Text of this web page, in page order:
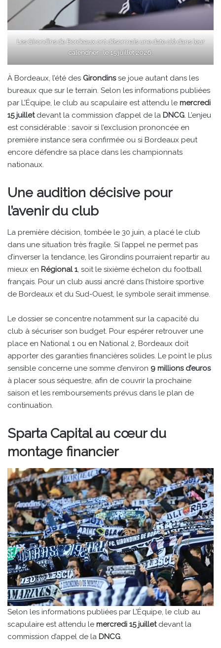
Les Girondins de Bordeaux ont désormais une date clé dans leur
calendrier : le 15 juillet 2026.
À Bordeaux, l’été des Girondinsse joue autant dans les
bureaux que sur le terrain. Selon les informations publiées
par L’Équipe, le club au scapulaire est attendu le mercredi
15 juilletdevant la commission d’appel de la DNCG. L’enjeu
est considérable : savoir si l’exclusion prononcée en
première instance sera confirmée ou si Bordeaux peut
encore défendre sa place dans les championnats
nationaux.
Une audition décisive pour
l’avenir du club
La première décision, tombée le 30 juin, a placé le club
dans une situation très fragile. Si l’appel ne permet pas
d’inverser la tendance, les Girondins pourraient repartir au
mieux en Régional 1, soit le sixième échelon du football
français. Pour un club aussi ancré dans l’histoire sportive
de Bordeaux et du Sud-Ouest, le symbole serait immense.
Le dossier se concentre notamment sur la capacité du
club à sécuriser son budget. Pour espérer retrouver une
place en National 1 ou en National 2, Bordeaux doit
apporter des garanties financières solides. Le point le plus
sensible concerne une somme d’environ 9 millions d’euros
à placer sous séquestre, afin de couvrir la prochaine
saison et les remboursements prévus dans le plan de
continuation.
Sparta Capital au cœur du
montage financier
Selon les informations publiées par L’Équipe, le club au
scapulaire est attendu le mercredi 15 juilletdevant la
commission d’appel de la DNCG.